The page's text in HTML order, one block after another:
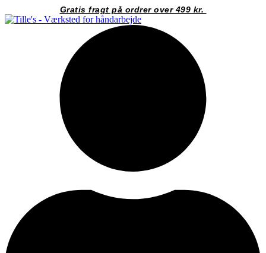
til
Gratis fragt på ordrer over 499 kr.